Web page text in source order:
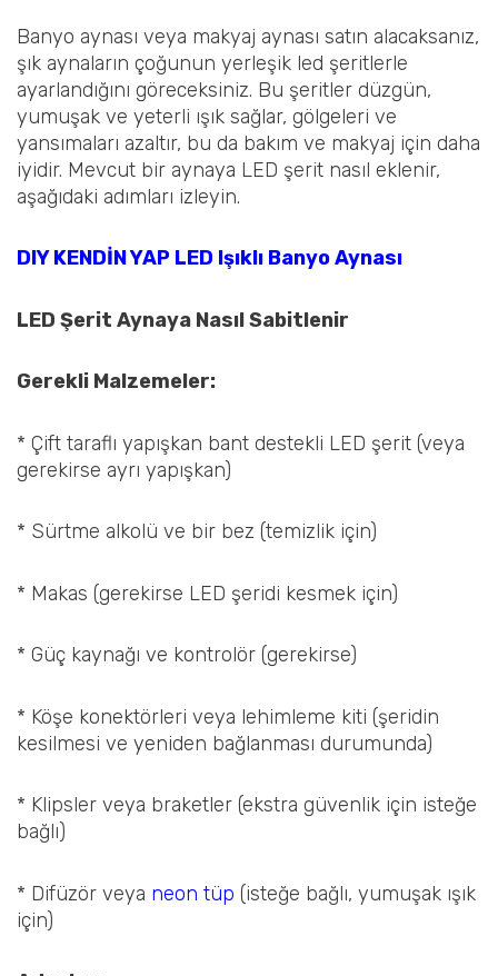
Banyo aynası veya makyaj aynası satın alacaksanız,
şık aynaların çoğunun yerleşik led şeritlerle
ayarlandığını göreceksiniz. Bu şeritler düzgün,
yumuşak ve yeterli ışık sağlar, gölgeleri ve
yansımaları azaltır, bu da bakım ve makyaj için daha
iyidir. Mevcut bir aynaya LED şerit nasıl eklenir,
aşağıdaki adımları izleyin.
DIY KENDİN YAP LED Işıklı Banyo Aynası
LED Şerit Aynaya Nasıl Sabitlenir
Gerekli Malzemeler:
* Çift taraflı yapışkan bant destekli LED şerit (veya
gerekirse ayrı yapışkan)
* Sürtme alkolü ve bir bez (temizlik için)
* Makas (gerekirse LED şeridi kesmek için)
* Güç kaynağı ve kontrolör (gerekirse)
* Köşe konektörleri veya lehimleme kiti (şeridin
kesilmesi ve yeniden bağlanması durumunda)
* Klipsler veya braketler (ekstra güvenlik için isteğe
bağlı)
* Difüzör veya neon tüp (isteğe bağlı, yumuşak ışık
için)